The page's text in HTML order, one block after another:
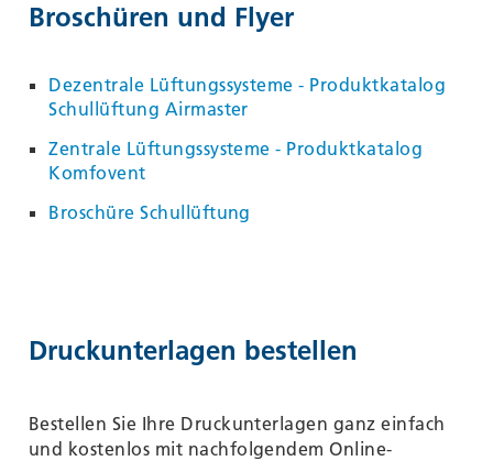
Broschüren und Flyer
Dezentrale Lüftungssysteme - Produktkatalog
Schullüftung Airmaster
Zentrale Lüftungssysteme - Produktkatalog
Komfovent
Broschüre Schullüftung
Druckunterlagen bestellen
Bestellen Sie Ihre Druckunterlagen ganz einfach
und kostenlos mit nachfolgendem Online-